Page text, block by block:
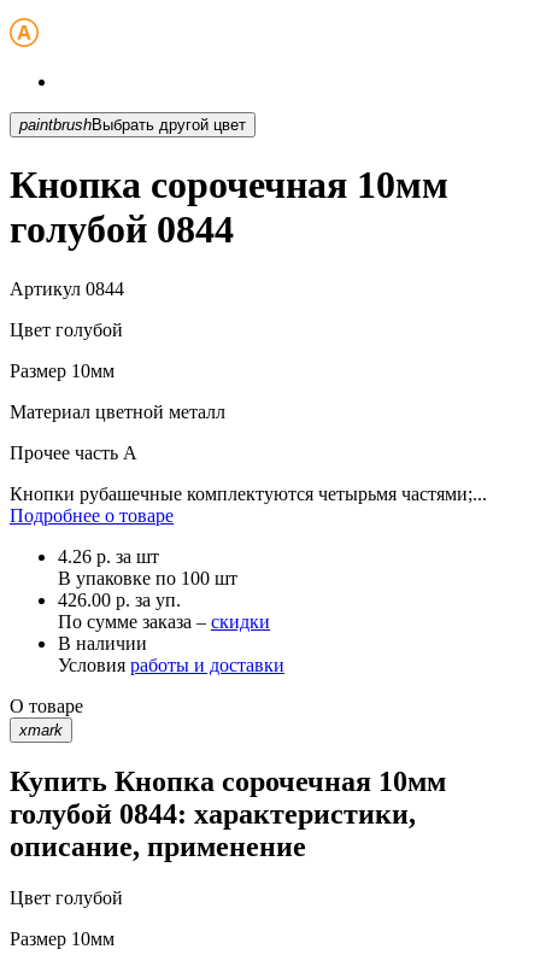
paintbrush Выбрать другой цвет
Кнопка сорочечная 10мм
голубой 0844
Артикул 0844
Цвет голубой
Размер 10мм
Материал цветной металл
Прочее часть A
Кнопки рубашечные комплектуются четырьмя частями;...
Подробнее о товаре
4.26 р. за шт
В упаковке по 100 шт
426.00 р. за уп.
По сумме заказа – скидки
В наличии
Условия работы и доставки
О товаре
xmark
Купить Кнопка сорочечная 10мм
голубой 0844: характеристики,
описание, применение
Цвет голубой
Размер 10мм